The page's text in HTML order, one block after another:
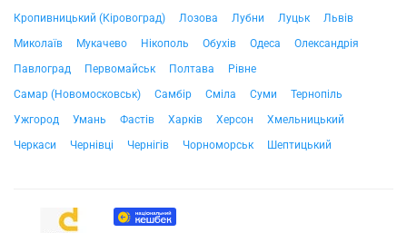
Кропивницький (Кіровоград)
Лозова Лубни Луцьк
Львів
Миколаїв
Мукачево Нікополь Обухів Одеса
Олександрія
Павлоград
Первомайськ Полтава
Рівне
Самар (Новомосковськ)
Самбір Сміла Суми
Тернопіль
Ужгород
Умань Фастів Харків Херсон
Хмельницький
Черкаси
Чернівці Чернігів Чорноморськ Шептицький